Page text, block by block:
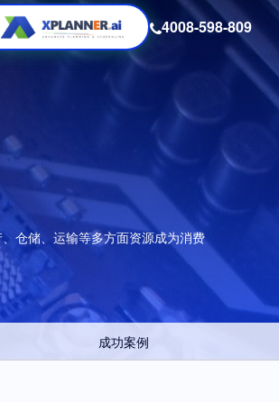
4008-598-809
仓储、运输等多方面资源成为消费
成功案例